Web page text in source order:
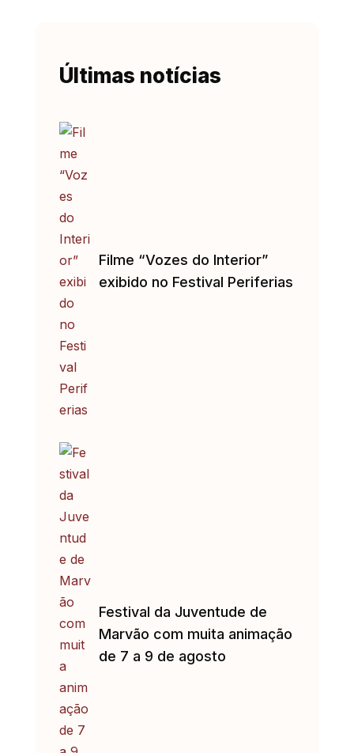
Últimas notícias
Filme “Vozes do Interior”
exibido no Festival Periferias
Festival da Juventude de
Marvão com muita animação
de 7 a 9 de agosto